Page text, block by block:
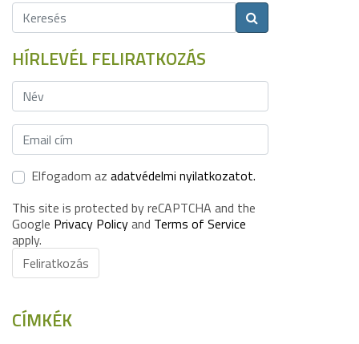
HÍRLEVÉL FELIRATKOZÁS
Elfogadom az adatvédelmi nyilatkozatot.
This site is protected by reCAPTCHA and the
Google Privacy Policyand Terms of Service
apply.
Feliratkozás
CÍMKÉK